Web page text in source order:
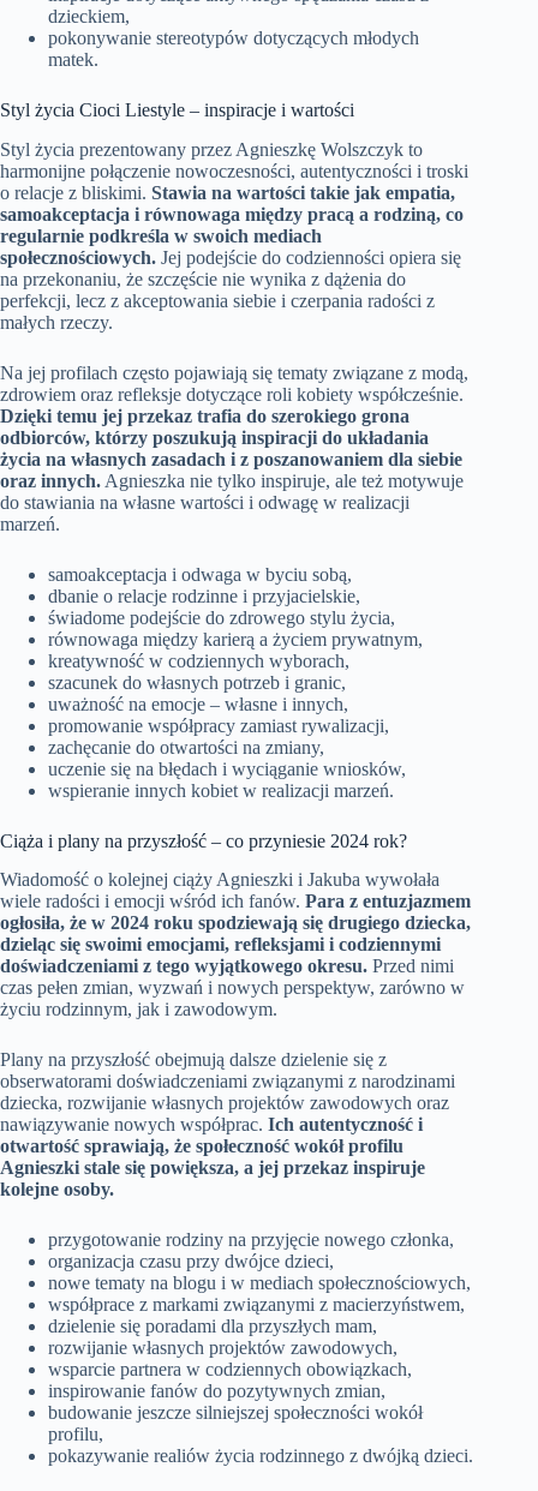
dzieckiem,
pokonywanie stereotypów dotyczących młodych
matek.
Styl życia Cioci Liestyle – inspiracje i wartości
Styl życia prezentowany przez Agnieszkę Wolszczyk to
harmonijne połączenie nowoczesności, autentyczności i troski
o relacje z bliskimi. Stawia na wartości takie jak empatia,
samoakceptacja i równowaga między pracą a rodziną, co
regularnie podkreśla w swoich mediach
społecznościowych. Jej podejście do codzienności opiera się
na przekonaniu, że szczęście nie wynika z dążenia do
perfekcji, lecz z akceptowania siebie i czerpania radości z
małych rzeczy.
Na jej profilach często pojawiają się tematy związane z modą,
zdrowiem oraz refleksje dotyczące roli kobiety współcześnie.
Dzięki temu jej przekaz trafia do szerokiego grona
odbiorców, którzy poszukują inspiracji do układania
życia na własnych zasadach i z poszanowaniem dla siebie
oraz innych. Agnieszka nie tylko inspiruje, ale też motywuje
do stawiania na własne wartości i odwagę w realizacji
marzeń.
samoakceptacja i odwaga w byciu sobą,
dbanie o relacje rodzinne i przyjacielskie,
świadome podejście do zdrowego stylu życia,
równowaga między karierą a życiem prywatnym,
kreatywność w codziennych wyborach,
szacunek do własnych potrzeb i granic,
uważność na emocje – własne i innych,
promowanie współpracy zamiast rywalizacji,
zachęcanie do otwartości na zmiany,
uczenie się na błędach i wyciąganie wniosków,
wspieranie innych kobiet w realizacji marzeń.
Ciąża i plany na przyszłość – co przyniesie 2024 rok?
Wiadomość o kolejnej ciąży Agnieszki i Jakuba wywołała
wiele radości i emocji wśród ich fanów. Para z entuzjazmem
ogłosiła, że w 2024 roku spodziewają się drugiego dziecka,
dzieląc się swoimi emocjami, refleksjami i codziennymi
doświadczeniami z tego wyjątkowego okresu. Przed nimi
czas pełen zmian, wyzwań i nowych perspektyw, zarówno w
życiu rodzinnym, jak i zawodowym.
Plany na przyszłość obejmują dalsze dzielenie się z
obserwatorami doświadczeniami związanymi z narodzinami
dziecka, rozwijanie własnych projektów zawodowych oraz
nawiązywanie nowych współprac. Ich autentyczność i
otwartość sprawiają, że społeczność wokół profilu
Agnieszki stale się powiększa, a jej przekaz inspiruje
kolejne osoby.
przygotowanie rodziny na przyjęcie nowego członka,
organizacja czasu przy dwójce dzieci,
nowe tematy na blogu i w mediach społecznościowych,
współprace z markami związanymi z macierzyństwem,
dzielenie się poradami dla przyszłych mam,
rozwijanie własnych projektów zawodowych,
wsparcie partnera w codziennych obowiązkach,
inspirowanie fanów do pozytywnych zmian,
budowanie jeszcze silniejszej społeczności wokół
profilu,
pokazywanie realiów życia rodzinnego z dwójką dzieci.